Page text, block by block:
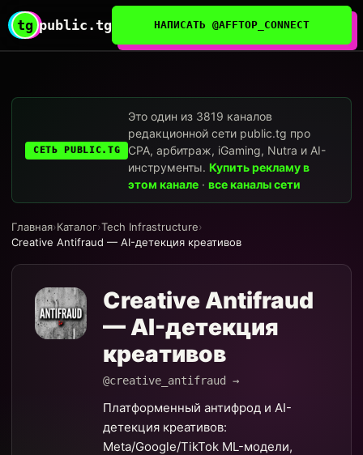
tg public.tg НАПИСАТЬ @AFFTOP_CONNECT
СЕТЬ PUBLIC.TG
Это один из 3819 каналов
редакционной сети public.tg про
CPA, арбитраж, iGaming, Nutra и AI-
инструменты.Купить рекламу в
этом канале ·все каналы сети
Главная›Каталог›Tech Infrastructure›
Creative Antifraud — AI-детекция креативов
Creative Antifraud
— AI-детекция
креативов
@creative_antifraud →
Платформенный антифрод и AI-
детекция креативов:
Meta/Google/TikTok ML-модели,